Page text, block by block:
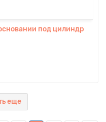
под цилиндр
еще